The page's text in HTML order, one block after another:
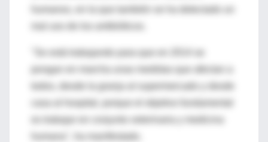
pongan en marcha unas medidas que afectan a
todos, desde la granja al supermercado y desde